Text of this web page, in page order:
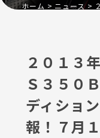
ホーム ニュース
２０１３
Ｓ３５０
ディショ
報！７月